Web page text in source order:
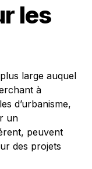
les
large auquel
à
d’urbanisme,
un
peuvent
des projets